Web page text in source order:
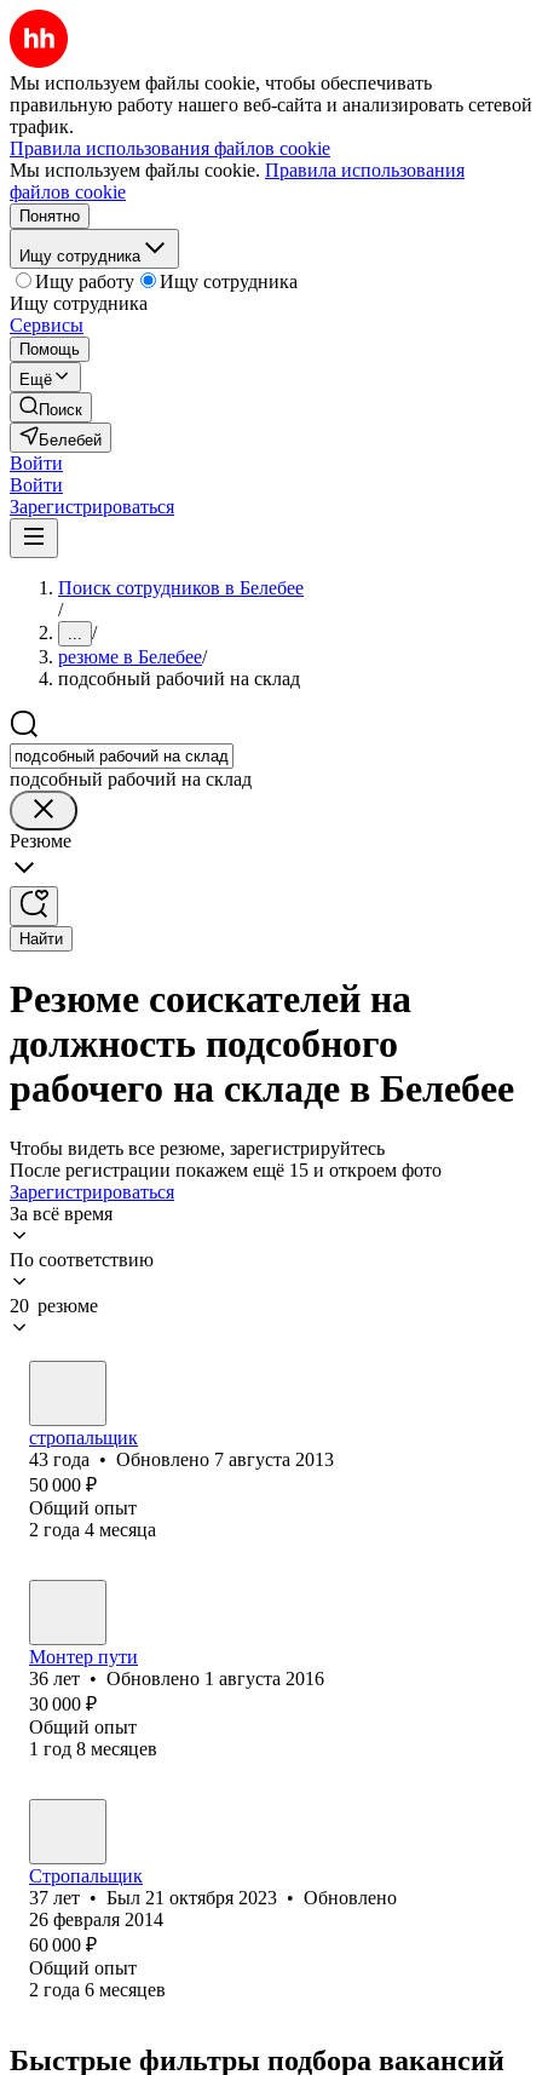
Мы используем файлы cookie, чтобы обеспечивать
правильную работу нашего веб-сайта и анализировать сетевой
трафик.
Правила использования файлов cookie
Мы используем файлы cookie. Правила использования
файлов cookie
Понятно
Ищу сотрудника
Ищу работу
Ищу сотрудника
Ищу сотрудника
Сервисы
Помощь
Ещё
Поиск
Белебей
Войти
Войти
Зарегистрироваться
Поиск сотрудников в Белебее
/
... /
резюме в Белебее/
подсобный рабочий на склад
подсобный рабочий на склад
Резюме
Найти
Резюме соискателей на
должность подсобного
рабочего на складе в Белебее
Чтобы видеть все резюме, зарегистрируйтесь
После регистрации покажем ещё 15 и откроем фото
Зарегистрироваться
За всё время
По соответствию
20 резюме
стропальщик
43 года • Обновлено 7 августа 2013
50 000 ₽
Общий опыт
2 года 4 месяца
Монтер пути
36 лет • Обновлено 1 августа 2016
30 000 ₽
Общий опыт
1 год 8 месяцев
Стропальщик
37 лет • Был 21 октября 2023 • Обновлено
26 февраля 2014
60 000 ₽
Общий опыт
2 года 6 месяцев
Быстрые фильтры подбора вакансий